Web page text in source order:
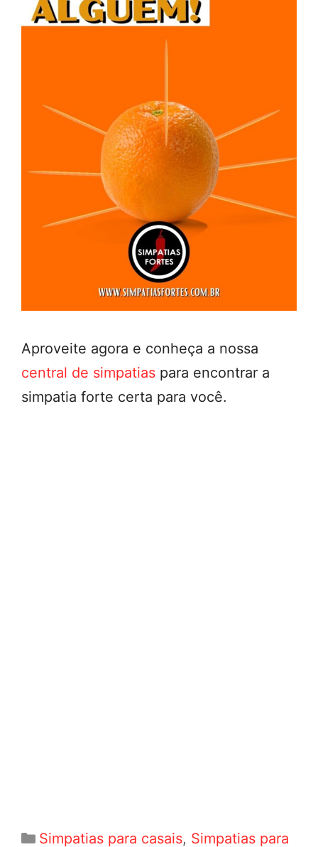
Aproveite agora e conheça a nossa
central de simpatias para encontrar a
simpatia forte certa para você.
Categorias
Simpatias para casais, Simpatias para